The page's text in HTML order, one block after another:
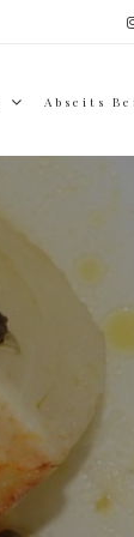
Abseits